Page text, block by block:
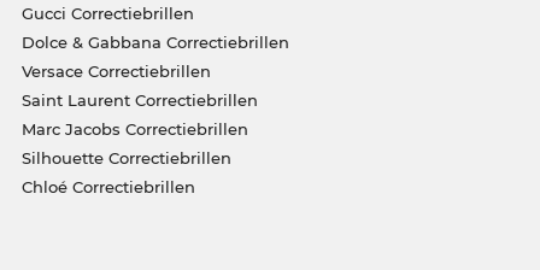
Gucci Correctiebrillen
Dolce & Gabbana Correctiebrillen
Versace Correctiebrillen
Saint Laurent Correctiebrillen
Marc Jacobs Correctiebrillen
Silhouette Correctiebrillen
Chloé Correctiebrillen